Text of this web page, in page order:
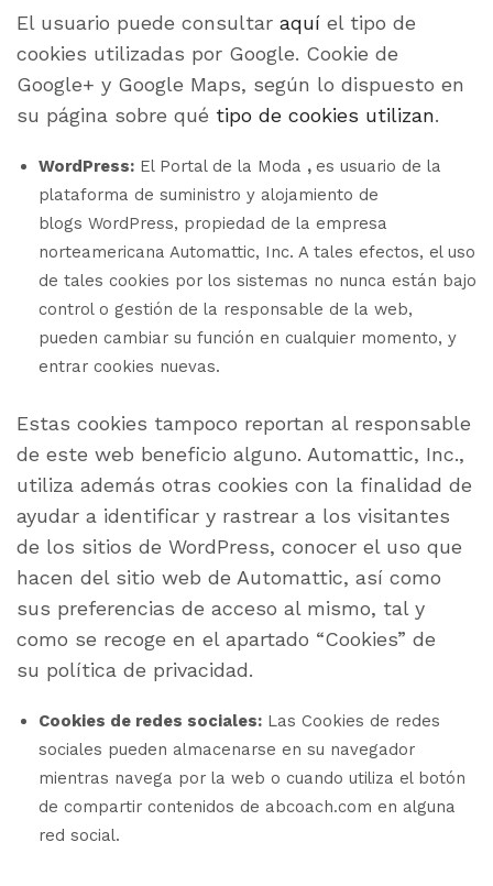
El usuario puede consultar aquí el tipo de
cookies utilizadas por Google. Cookie de
Google+ y Google Maps, según lo dispuesto en
su página sobre qué tipo de cookies utilizan.
WordPress: El Portal de la Moda , es usuario de la
plataforma de suministro y alojamiento de
blogs WordPress, propiedad de la empresa
norteamericana Automattic, Inc. A tales efectos, el uso
de tales cookies por los sistemas no nunca están bajo
control o gestión de la responsable de la web,
pueden cambiar su función en cualquier momento, y
entrar cookies nuevas.
Estas cookies tampoco reportan al responsable
de este web beneficio alguno. Automattic, Inc.,
utiliza además otras cookies con la finalidad de
ayudar a identificar y rastrear a los visitantes
de los sitios de WordPress, conocer el uso que
hacen del sitio web de Automattic, así como
sus preferencias de acceso al mismo, tal y
como se recoge en el apartado “Cookies” de
su política de privacidad.
Cookies de redes sociales: Las Cookies de redes
sociales pueden almacenarse en su navegador
mientras navega por la web o cuando utiliza el botón
de compartir contenidos de abcoach.com en alguna
red social.